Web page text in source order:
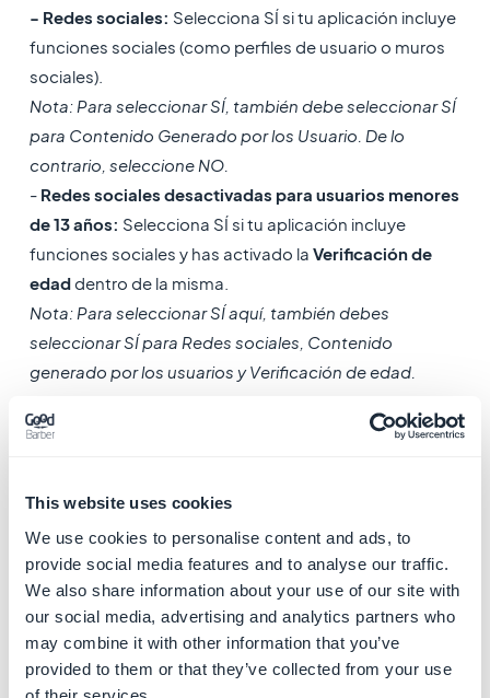
This website uses cookies
We use cookies to personalise content and ads, to
provide social media features and to analyse our traffic.
We also share information about your use of our site with
our social media, advertising and analytics partners who
may combine it with other information that you’ve
provided to them or that they’ve collected from your use
- Redes sociales: Selecciona SÍ si tu aplicación incluye
funciones sociales (como perfiles de usuario o muros
sociales).
Nota: Para seleccionar SÍ, también debe seleccionar SÍ
para Contenido Generado por los Usuario. De lo
contrario, seleccione NO.
- Redes sociales desactivadas para usuarios menores
de 13 años: Selecciona SÍ si tu aplicación incluye
funciones sociales y has activado la Verificación de
edaddentro de la misma.
Nota: Para seleccionar SÍ aquí, también debes
seleccionar SÍ para Redes sociales, Contenido
generado por los usuarios y Verificación de edad.
-Mensajería y chat
: Esta función no está disponible de
externo a su aplicación de GoodBarber.
: Selecciona NO. GoodBarber no ofrece
esta función para aplicaciones de compras.
2. Indica la frecuencia de aparición de cadatipo de